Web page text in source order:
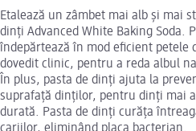
Etalează un zâmbet mai alb și mai
dinți Advanced White Baking Soda.
îndepărtează în mod eficient petele
dovedit clinic, pentru a reda albul
În plus, pasta de dinți ajuta la
suprafață dinților, pentru dinți mai
durată. Pasta de dinți curăța
cariilor, eliminând placa bacterian.